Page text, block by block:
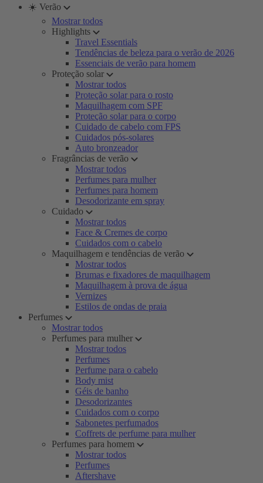
☀️ Verão
Mostrar todos
Highlights
Travel Essentials
Tendências de beleza para o verão de 2026
Essenciais de verão para homem
Proteção solar
Mostrar todos
Proteção solar para o rosto
Maquilhagem com SPF
Proteção solar para o corpo
Cuidado de cabelo com FPS
Cuidados pós-solares
Auto bronzeador
Fragrâncias de verão
Mostrar todos
Perfumes para mulher
Perfumes para homem
Desodorizante em spray
Cuidado
Mostrar todos
Face & Cremes de corpo
Cuidados com o cabelo
Maquilhagem e tendências de verão
Mostrar todos
Brumas e fixadores de maquilhagem
Maquilhagem à prova de água
Vernizes
Estilos de ondas de praia
Perfumes
Mostrar todos
Perfumes para mulher
Mostrar todos
Perfumes
Perfume para o cabelo
Body mist
Géis de banho
Desodorizantes
Cuidados com o corpo
Sabonetes perfumados
Coffrets de perfume para mulher
Perfumes para homem
Mostrar todos
Perfumes
Aftershave